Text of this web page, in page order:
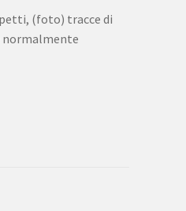
(foto) tracce di
normalmente